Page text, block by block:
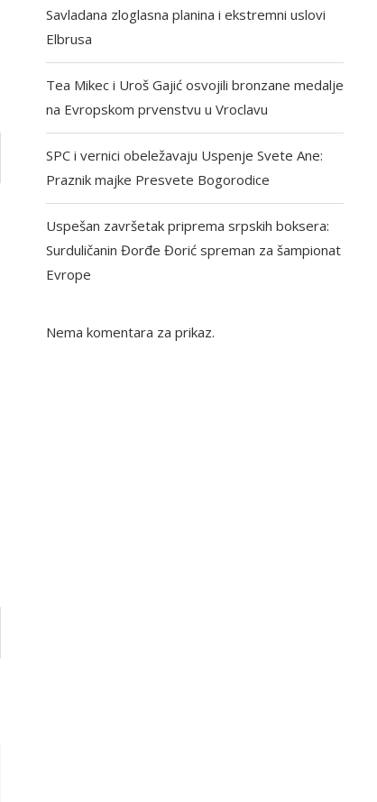
Savladana zloglasna planina i ekstremni uslovi
Elbrusa
Tea Mikec i Uroš Gajić osvojili bronzane medalje
na Evropskom prvenstvu u Vroclavu
SPC i vernici obeležavaju Uspenje Svete Ane:
Praznik majke Presvete Bogorodice
Uspešan završetak priprema srpskih boksera:
Surduličanin Đorđe Đorić spreman za šampionat
Evrope
Nema komentara za prikaz.